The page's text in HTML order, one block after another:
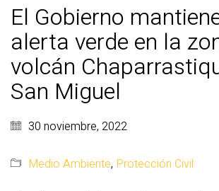
El Gobierno
alerta verde en la
volcán
San Miguel
30 noviembre, 2022
Medio Ambiente, Protección Civil